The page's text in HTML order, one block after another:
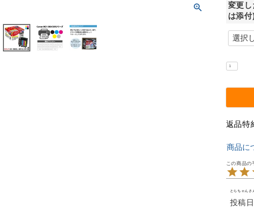
変更
は添
返品特
商品に
とらちゃん
投稿日